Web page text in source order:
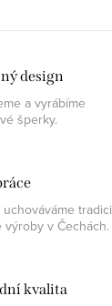
design
a vyrábíme
šperky.
tradici
výroby v Čechách.
kvalita